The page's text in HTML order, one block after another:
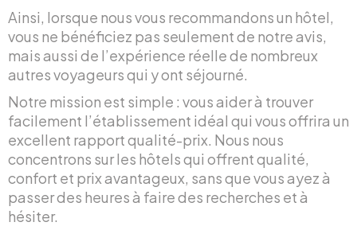
Ainsi, lorsque nous vous recommandons un hôtel,
vous ne bénéficiez pas seulement de notre avis,
mais aussi de l’expérience réelle de nombreux
autres voyageurs qui y ont séjourné.
Notre mission est simple : vous aider à trouver
facilement l’établissement idéal qui vous offrira un
excellent rapport qualité-prix. Nous nous
concentrons sur les hôtels qui offrent qualité,
confort et prix avantageux, sans que vous ayez à
passer des heures à faire des recherches et à
hésiter.